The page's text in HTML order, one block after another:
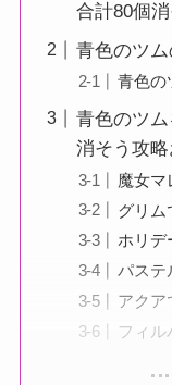
合計80個
青色のツ
青色の
青色のツ
消そう攻
魔女マ
グリム
ホリデ
パステ
アクア
フィル